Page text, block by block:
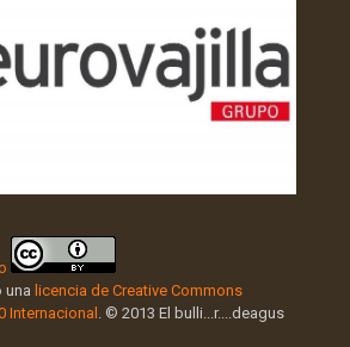
una licencia de Creative Commons
Internacional
. © 2013 El bulli...r....deagus